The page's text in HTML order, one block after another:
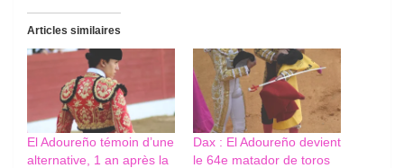
Articles similaires
El Adoureño témoin d’une
alternative, 1 an après la
Dax : El Adoureño devient
le 64e matador de toros